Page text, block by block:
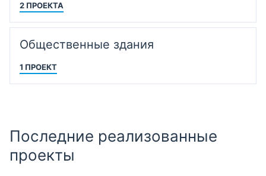
2 ПРОЕКТА
Общественные здания
1 ПРОЕКТ
Последние реализованные
проекты